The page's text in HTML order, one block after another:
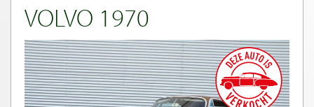
VOLVO 1970